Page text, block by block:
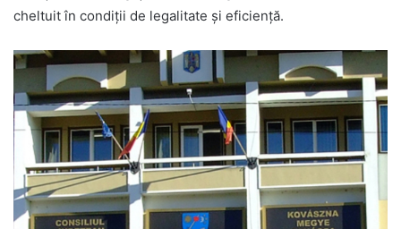
cheltuit în condiții de legalitate și eficiență.